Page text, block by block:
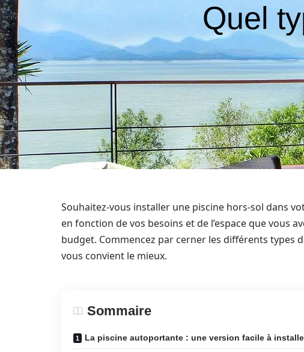
Quel
Souhaitez-vous installer une piscine hors-sol dans
en fonction de vos besoins et de l’espace que vous
budget. Commencez par cerner les différents types
vous convient le mieux.
Sommaire
La piscine autoportante : une version facile à